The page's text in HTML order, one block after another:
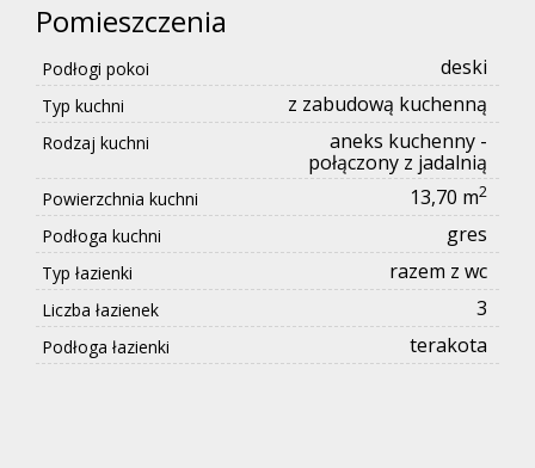
Pomieszczenia
Podłogi pokoi deski
Typ kuchni z zabudową kuchenną
Rodzaj kuchni
aneks kuchenny -
połączony z jadalnią
Powierzchnia kuchni 13,70 m2
Podłoga kuchni gres
Typ łazienki razem z wc
Liczba łazienek 3
Podłoga łazienki terakota